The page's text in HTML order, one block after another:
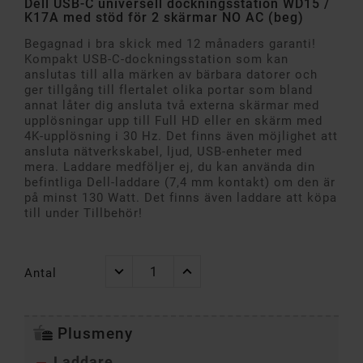
Dell USB-C universell dockningsstation WD15 /
K17A med stöd för 2 skärmar NO AC (beg)
Begagnad i bra skick med 12 månaders garanti!
Kompakt USB-C-dockningsstation som kan
anslutas till alla märken av bärbara datorer och
ger tillgång till flertalet olika portar som bland
annat låter dig ansluta två externa skärmar med
upplösningar upp till Full HD eller en skärm med
4K-upplösning i 30 Hz. Det finns även möjlighet att
ansluta nätverkskabel, ljud, USB-enheter med
mera. Laddare medföljer ej, du kan använda din
befintliga Dell-laddare (7,4 mm kontakt) om den är
på minst 130 Watt. Det finns även laddare att köpa
till under Tillbehör!
Antal
Plusmeny